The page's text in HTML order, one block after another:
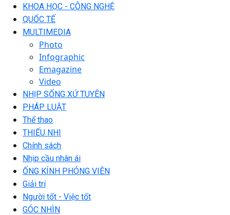
KHOA HỌC - CÔNG NGHỆ
QUỐC TẾ
MULTIMEDIA
Photo
Infographic
Emagazine
Video
NHỊP SỐNG XỨ TUYÊN
PHÁP LUẬT
Thể thao
THIẾU NHI
Chính sách
Nhịp cầu nhân ái
ỐNG KÍNH PHÓNG VIÊN
Giải trí
Người tốt - Việc tốt
GÓC NHÌN